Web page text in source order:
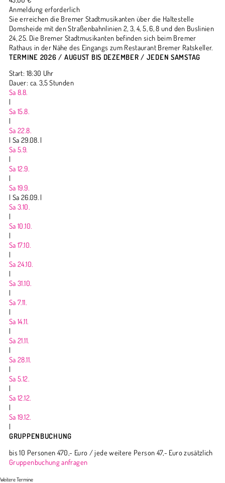
Anmeldung erforderlich
Sie erreichen die Bremer Stadtmusikanten über die Haltestelle
Domsheide mit den Straßenbahnlinien 2, 3, 4, 5, 6, 8 und den Buslinien
24, 25. Die Bremer Stadtmusikanten befinden sich beim Bremer
Rathaus in der Nähe des Eingangs zum Restaurant Bremer Ratskeller.
TERMINE 2026 / AUGUST BIS DEZEMBER / JEDEN SAMSTAG
Start: 18:30 Uhr
Dauer: ca. 3,5 Stunden
Sa 8.8.
|
Sa 15.8.
|
Sa 22.8.
| Sa 29.08. |
Sa 5.9.
|
Sa 12.9.
|
Sa 19.9.
| Sa 26.09. |
Sa 3.10.
|
Sa 10.10.
|
Sa 17.10.
|
Sa 24.10.
|
Sa 31.10.
|
Sa 7.11.
|
Sa 14.11.
|
Sa 21.11.
|
Sa 28.11.
|
Sa 5.12.
|
Sa 12.12.
|
Sa 19.12.
|
GRUPPENBUCHUNG
bis 10 Personen 470,- Euro / jede weitere Person 47,- Euro zusätzlich
Gruppenbuchung anfragen